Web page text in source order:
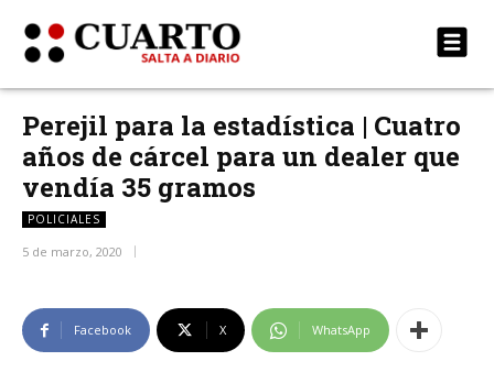
Perejil para la estadística | Cuatro
años de cárcel para un dealer que
vendía 35 gramos
POLICIALES
5 de marzo, 2020
Facebook X WhatsApp